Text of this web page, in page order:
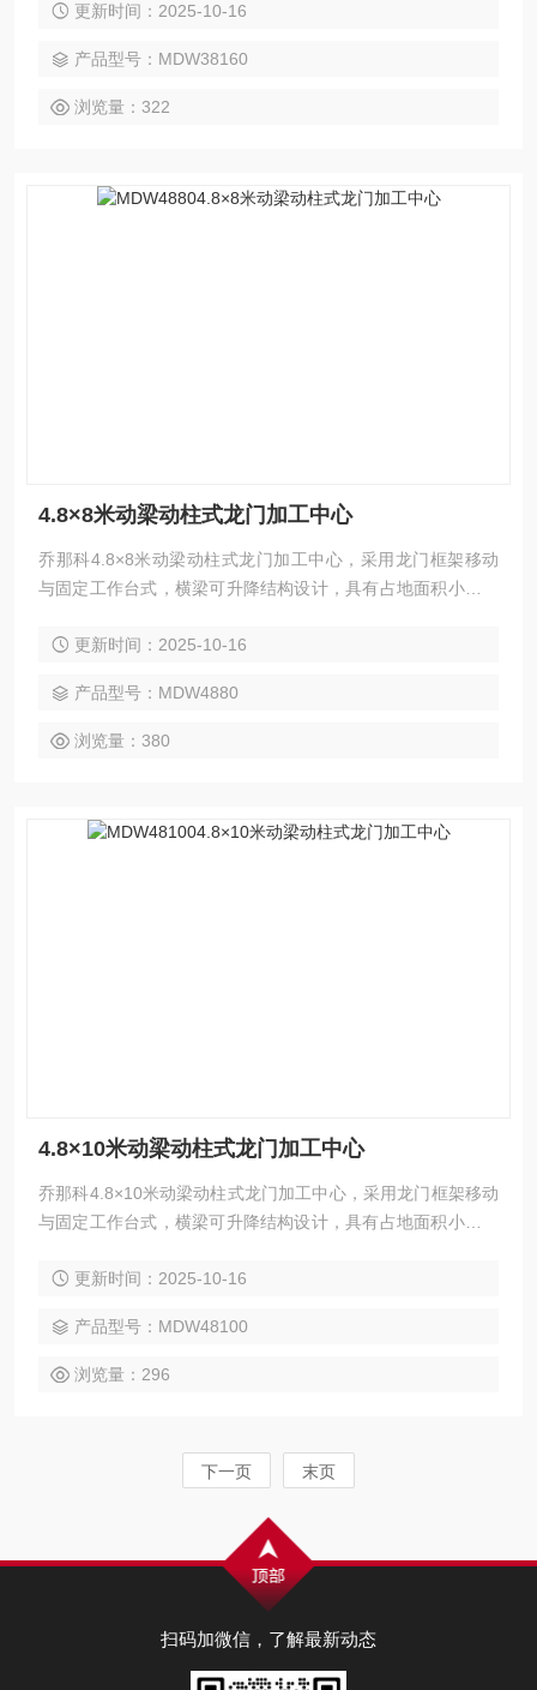
机械、模具、航空航天、船舶等领域的大型高型复杂零件加
工，并支持选配附件铣头完成五面复合加工。
更新时间：2025-10-16
产品型号：MDW38160
浏览量：322
4.8×8米动梁动柱式龙门加工中心
乔那科4.8×8米动梁动柱式龙门加工中心，采用龙门框架移动
与固定工作台式，横梁可升降结构设计，具有占地面积小、空
机械、模具、航空航天、船舶等领域的大型高型复杂零件加
工，并支持选配附件铣头完成五面复合加工。
更新时间：2025-10-16
产品型号：MDW4880
浏览量：380
4.8×10米动梁动柱式龙门加工中心
乔那科4.8×10米动梁动柱式龙门加工中心，采用龙门框架移动
与固定工作台式，横梁可升降结构设计，具有占地面积小、空
机械、模具、航空航天、船舶等领域的大型高型复杂零件加
工，并支持选配附件铣头完成五面复合加工。
更新时间：2025-10-16
产品型号：MDW48100
浏览量：296
下一页 末页
扫码加微信，了解最新动态